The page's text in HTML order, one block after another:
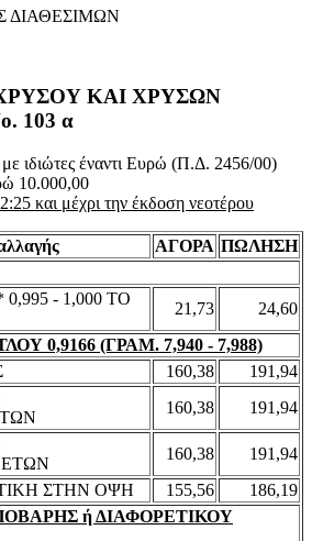
ΔΙΑΘΕΣΙΜΩΝ
ΚΑΙ ΧΡΥΣΩΝ
103 α
ιδιώτες έναντι Ευρώ (Π.Δ. 2456/00)
10.000,00
και μέχρι την έκδοση νεοτέρου
ΑΓΟΡΑ ΠΩΛΗΣΗ
- 1,000 ΤΟ
21,73
24,60
0,9166 (ΓΡΑΜ. 7,940 - 7,988)
160,38
191,94
160,38
191,94
160,38
191,94
ΣΤΗΝ ΟΨΗ
155,56
186,19
ή ΔΙΑΦΟΡΕΤΙΚΟΥ